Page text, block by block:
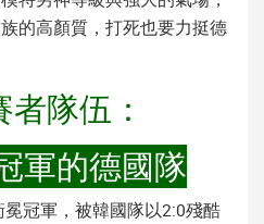
的高顏質，打死也要力挺德
隊伍：
軍的德國隊
冠軍，被韓國隊以2:0殘酷